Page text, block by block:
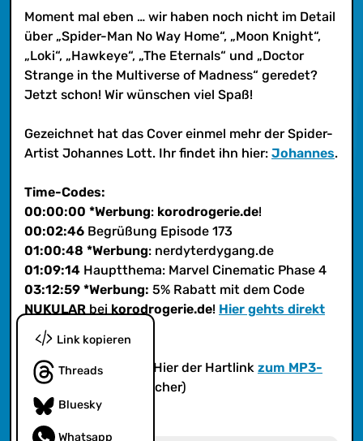
Moment mal eben … wir haben noch nicht im Detail
über „Spider-Man No Way Home“, „Moon Knight“,
„Loki“, „Hawkeye“, „The Eternals“ und „Doctor
Strange in the Multiverse of Madness“ geredet?
Jetzt schon! Wir wünschen viel Spaß!
Gezeichnet hat das Cover einmel mehr der Spider-
Artist Johannes Lott. Ihr findet ihn hier: Johannes.
Time-Codes:
00:00:00 *Werbung: korodrogerie.de!
00:02:46 Begrüßung Episode 173
01:00:48 *Werbung: nerdyterdygang.de
01:09:14 Hauptthema: Marvel Cinematic Phase 4
03:12:59 *Werbung: 5% Rabatt mit dem Code
NUKULAR bei korodrogerie.de! Hier gehts direkt
zu KoRo!
(iTunes?Ja! iTunes ! Hier der Hartlink zum MP3-
Feed
für Eure Podcatcher)
Link kopieren
Threads
Bluesky
Whatsapp